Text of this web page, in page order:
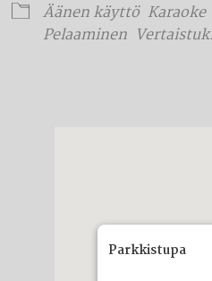
Äänen käyttö Karaoke
Pelaaminen
Parkkistupa